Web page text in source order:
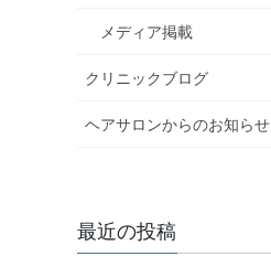
メディア掲載
クリニックブログ
ヘアサロンからのお知らせ
最近の投稿